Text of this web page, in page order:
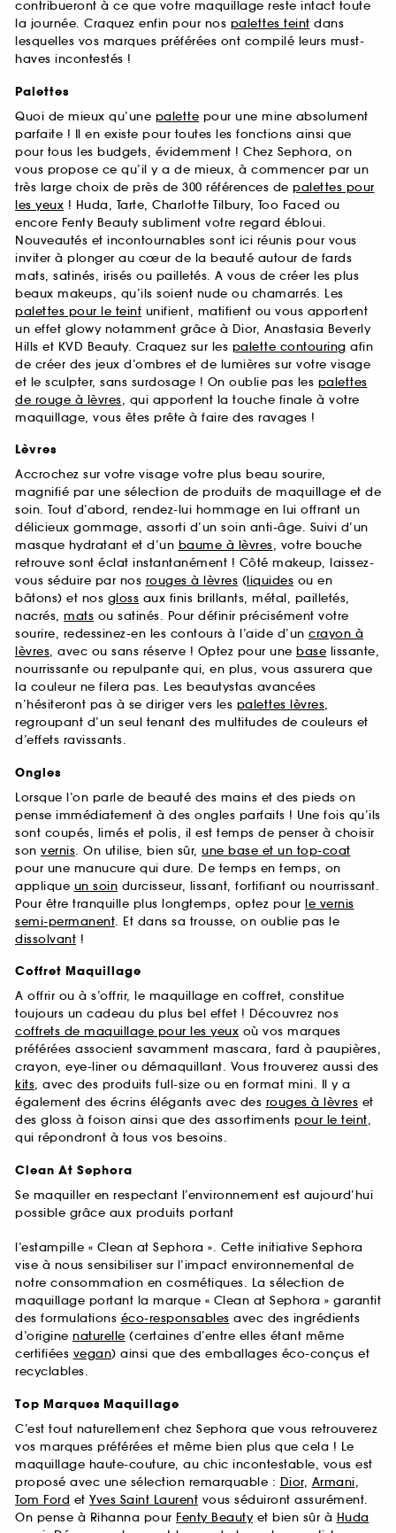
contribueront à ce que votre maquillage reste intact toute
la journée. Craquez enfin pour nos palettes teint dans
lesquelles vos marques préférées ont compilé leurs must-
haves incontestés !
Palettes
Quoi de mieux qu’une palette pour une mine absolument
parfaite ! Il en existe pour toutes les fonctions ainsi que
pour tous les budgets, évidemment ! Chez Sephora, on
vous propose ce qu’il y a de mieux, à commencer par un
très large choix de près de 300 références de palettes pour
les yeux ! Huda, Tarte, Charlotte Tilbury, Too Faced ou
encore Fenty Beauty subliment votre regard ébloui.
Nouveautés et incontournables sont ici réunis pour vous
inviter à plonger au cœur de la beauté autour de fards
mats, satinés, irisés ou pailletés. A vous de créer les plus
beaux makeups, qu’ils soient nude ou chamarrés. Les
palettes pour le teint unifient, matifient ou vous apportent
un effet glowy notamment grâce à Dior, Anastasia Beverly
Hills et KVD Beauty. Craquez sur les palette contouring afin
de créer des jeux d’ombres et de lumières sur votre visage
et le sculpter, sans surdosage ! On oublie pas les palettes
de rouge à lèvres, qui apportent la touche finale à votre
maquillage, vous êtes prête à faire des ravages !
Lèvres
Accrochez sur votre visage votre plus beau sourire,
magnifié par une sélection de produits de maquillage et de
soin. Tout d’abord, rendez-lui hommage en lui offrant un
délicieux gommage, assorti d’un soin anti-âge. Suivi d’un
masque hydratant et d’un baume à lèvres, votre bouche
retrouve sont éclat instantanément ! Côté makeup, laissez-
vous séduire par nos rouges à lèvres (liquides ou en
bâtons) et nos gloss aux finis brillants, métal, pailletés,
nacrés, mats ou satinés. Pour définir précisément votre
sourire, redessinez-en les contours à l’aide d’un crayon à
lèvres, avec ou sans réserve ! Optez pour une base lissante,
nourrissante ou repulpante qui, en plus, vous assurera que
la couleur ne filera pas. Les beautystas avancées
n’hésiteront pas à se diriger vers les palettes lèvres,
regroupant d’un seul tenant des multitudes de couleurs et
d’effets ravissants.
Ongles
Lorsque l’on parle de beauté des mains et des pieds on
pense immédiatement à des ongles parfaits ! Une fois qu’ils
sont coupés, limés et polis, il est temps de penser à choisir
son vernis. On utilise, bien sûr, une base et un top-coat
pour une manucure qui dure. De temps en temps, on
applique un soin durcisseur, lissant, fortifiant ou nourrissant.
Pour être tranquille plus longtemps, optez pour le vernis
semi-permanent. Et dans sa trousse, on oublie pas le
dissolvant !
Coffret Maquillage
A offrir ou à s’offrir, le maquillage en coffret, constitue
toujours un cadeau du plus bel effet ! Découvrez nos
coffrets de maquillage pour les yeux où vos marques
préférées associent savamment mascara, fard à paupières,
crayon, eye-liner ou démaquillant. Vous trouverez aussi des
kits, avec des produits full-size ou en format mini. Il y a
également des écrins élégants avec des rouges à lèvres et
des gloss à foison ainsi que des assortiments pour le teint,
qui répondront à tous vos besoins.
Clean At Sephora
Se maquiller en respectant l’environnement est aujourd’hui
possible grâce aux produits portant
l’estampille « Clean at Sephora ». Cette initiative Sephora
vise à nous sensibiliser sur l’impact environnemental de
notre consommation en cosmétiques. La sélection de
maquillage portant la marque « Clean at Sephora » garantit
des formulations éco-responsables avec des ingrédients
d’origine naturelle (certaines d’entre elles étant même
certifiées vegan) ainsi que des emballages éco-conçus et
recyclables.
Top Marques Maquillage
C’est tout naturellement chez Sephora que vous retrouverez
vos marques préférées et même bien plus que cela ! Le
maquillage haute-couture, au chic incontestable, vous est
proposé avec une sélection remarquable : Dior, Armani,
Tom Ford et Yves Saint Laurent vous séduiront assurément.
On pense à Rihanna pour Fenty Beautyet bien sûr à Huda